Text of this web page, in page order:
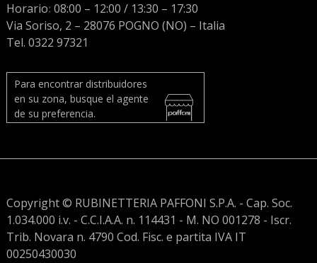
Horario:08:00 – 12:00 / 13:30 – 17:30
Via Soriso, 2 – 28076 POGNO (NO) – Italia
Tel. 0322 97321
Para encontrar distribuidores
en su zona, busque el agente
de su preferencia.
Copyright © RUBINETTERIA PAFFONI S.P.A. - Cap. Soc.
1.034.000 i.v. - C.C.I.A.A. n. 114431 - M. NO 001278 - Iscr.
Trib. Novara n. 4790 Cod. Fisc. e partita IVA IT
00250430030